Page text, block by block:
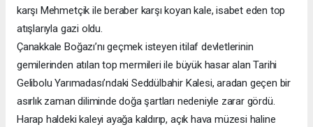
karşı Mehmetçik ile beraber karşı koyan kale, isabet eden top
atışlarıyla gazi oldu.
Çanakkale Boğazı’nı geçmek isteyen itilaf devletlerinin
gemilerinden atılan top mermileri ile büyük hasar alan Tarihi
Gelibolu Yarımadası’ndaki Seddülbahir Kalesi, aradan geçen bir
asırlık zaman diliminde doğa şartları nedeniyle zarar gördü.
Harap haldeki kaleyi ayağa kaldırıp, açık hava müzesi haline